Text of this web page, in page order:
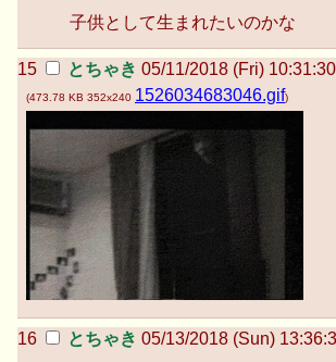
子供として生まれたいのかな
とちゃき 05/11/2018 (Fri) 10:31:30
(473.78 KB 352x240 1526034683046.gif)
とちゃき 05/13/2018 (Sun)